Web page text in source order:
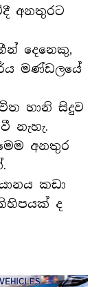
අනතුරට
දෙනෙකු,
මණ්ඩලයේ
හානි සිදුව
නැහැ.
අනතුර
කඩා
ද